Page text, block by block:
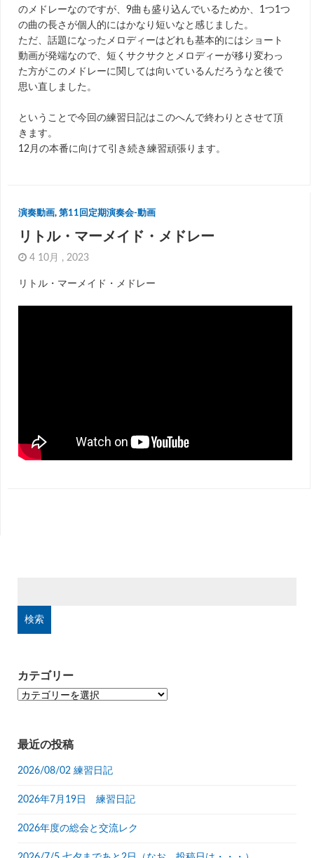
のメドレーなのですが、9曲も盛り込んでいるためか、1つ1つ
の曲の長さが個人的にはかなり短いなと感じました。
ただ、話題になったメロディーはどれも基本的にはショート
動画が発端なので、短くサクサクとメロディーが移り変わっ
た方がこのメドレーに関しては向いているんだろうなと後で
思い直しました。
ということで今回の練習日記はこのへんで終わりとさせて頂
きます。
12月の本番に向けて引き続き練習頑張ります。
演奏動画, 第11回定期演奏会-動画
リトル・マーメイド・メドレー
4 10月 , 2023
リトル・マーメイド・メドレー
カテゴリー
カ
ー
最近の投稿
2026/08/02 練習日記
2026年7月19日 練習日記
2026年度の総会と交流レク